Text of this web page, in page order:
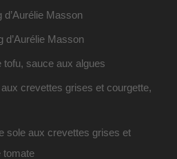
d’Aurélie Masson
d’Aurélie Masson
tofu, sauce aux algues
crevettes grises et courgette,
sole aux crevettes grises et
tomate